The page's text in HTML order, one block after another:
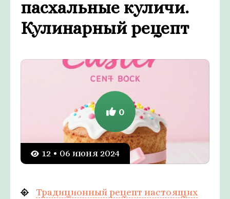
пасхальные куличи.
Кулинарный рецепт
12 • 06 июня 2024
0
Традиционный рецепт настоящих